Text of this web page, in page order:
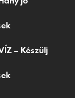
– Készülj